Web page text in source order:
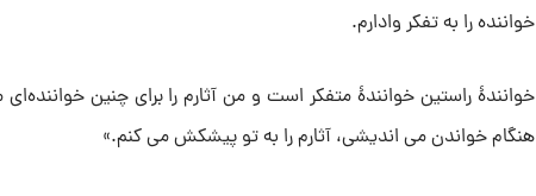
خواننده را به تفکر وادارم.
خوانندۀ راستین خوانندۀ متفکر است و من آثارم را برای چنین
هنگام خواندن می‌‌ اندیشی، آثارم را به تو پیشکش می‌‌ کنم.»